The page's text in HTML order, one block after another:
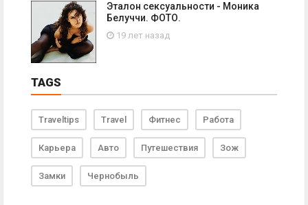
Эталон сексуальности - Моника
Белуччи. ФОТО.
19 лет назад
TAGS
Traveltips Travel Фитнес Работа
Карьера Авто Путешествия Зож
Замки Чернобыль